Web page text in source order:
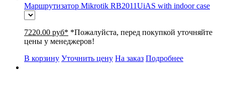
Маршрутизатор Mikrotik RB2011UiAS with indoor case
7220.00 руб* *Пожалуйста, перед покупкой уточняйте
цены у менеджеров!
В корзину Уточнить цену На заказ Подробнее